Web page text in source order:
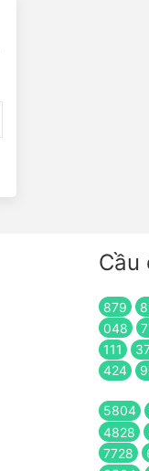
Cầu
879
048
111
424
5804
4828
7728